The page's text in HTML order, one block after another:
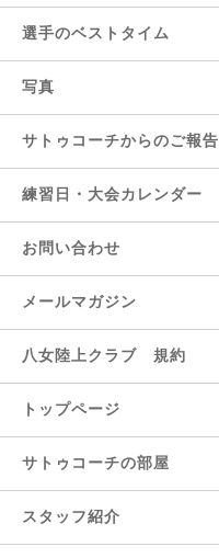
選手のベストタイム
写真
サトゥコーチからのご報告
練習日・大会カレンダー
お問い合わせ
メールマガジン
八女陸上クラブ 規約
トップページ
サトゥコーチの部屋
スタッフ紹介